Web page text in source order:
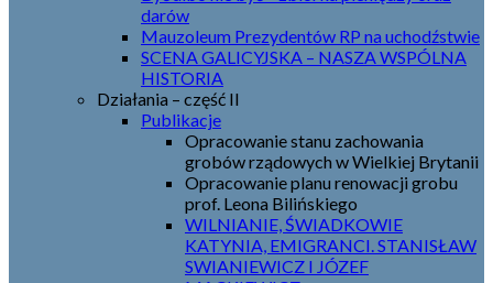
darów
Mauzoleum Prezydentów RP na uchodźstwie
SCENA GALICYJSKA – NASZA WSPÓLNA
HISTORIA
Działania – część II
Publikacje
Opracowanie stanu zachowania
grobów rządowych w Wielkiej Brytanii
Opracowanie planu renowacji grobu
prof. Leona Bilińskiego
WILNIANIE, ŚWIADKOWIE
KATYNIA, EMIGRANCI. STANISŁAW
SWIANIEWICZ I JÓZEF